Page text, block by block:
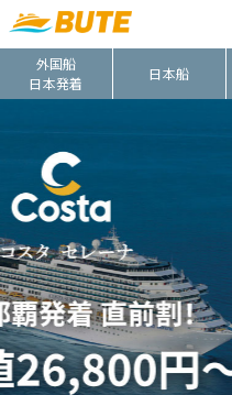
外国船
日本発着
日本船